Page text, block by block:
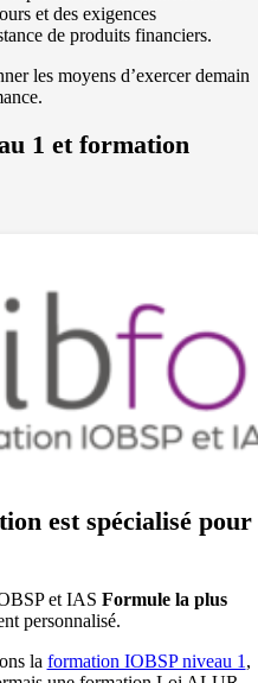
et des exigences
de produits financiers.
les moyens d’exercer demain
1 et formation
est spécialisé pour
et IAS Formule la plus
personnalisé.
la formation IOBSP niveau 1 ,